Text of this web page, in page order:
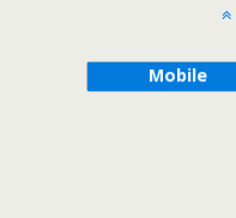
Mobile